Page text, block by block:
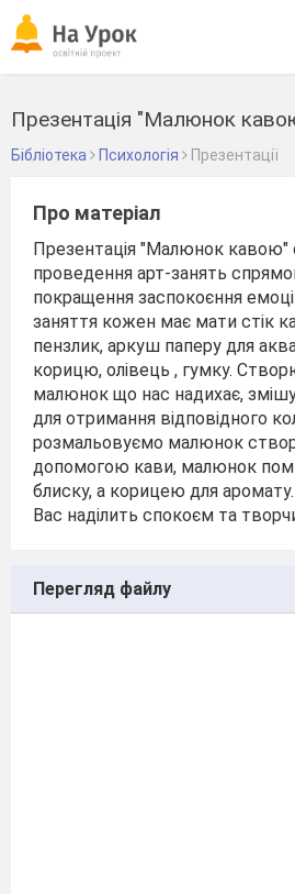
Презентація "Малюнок
Бібліотека Психологія Презентації
Про матеріал
Презентація "Малюнок кавою"
проведення арт-занять
покращення заспокоєння
заняття кожен має мати стік
пензлик, аркуш паперу для
корицю, олівець , гумку.
малюнок що нас надихає,
для отримання відповідного
розмальовуємо малюнок
допомогою кави, малюнок
блиску, а корицею для
Вас наділить спокоєм та
Перегляд файлу